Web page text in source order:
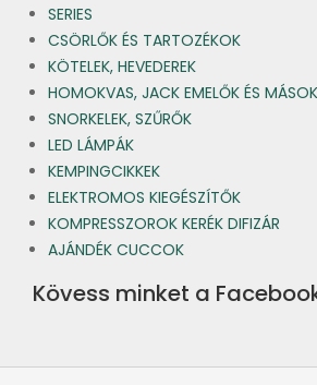
SERIES
CSÖRLŐK ÉS TARTOZÉKOK
KÖTELEK, HEVEDEREK
HOMOKVAS, JACK EMELŐK ÉS MÁSOK
SNORKELEK, SZŰRŐK
LED LÁMPÁK
KEMPINGCIKKEK
ELEKTROMOS KIEGÉSZÍTŐK
KOMPRESSZOROK KERÉK DIFIZÁR
AJÁNDÉK CUCCOK
Kövess minket a